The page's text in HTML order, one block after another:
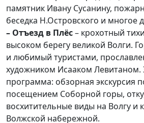
памятник Ивану Сусанину,
беседка Н.Островского и многое
– Отъезд в Плёс– крохотный
высоком берегу великой Волги.
и любимый туристами,
художником Исааком Левитаном.
программа: обзорная экскурсия
посещением Соборной горы,
восхитительные виды на Волгу и
Волжской набережной.